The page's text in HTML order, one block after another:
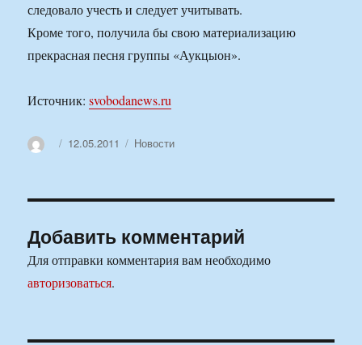
следовало учесть и следует учитывать.
Кроме того, получила бы свою материализацию
прекрасная песня группы «Аукцыон».
Источник:svobodanews.ru
АвторОпубликовано
12.05.2011 Рубрики
Новости
Добавить комментарий
Для отправки комментария вам необходимо
авторизоваться.